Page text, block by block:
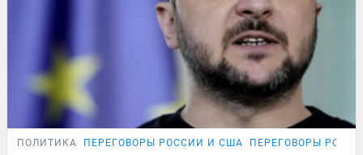
ПОЛИТИКА ПЕРЕГОВОРЫ РОССИИ И США ПЕРЕГОВОРЫ